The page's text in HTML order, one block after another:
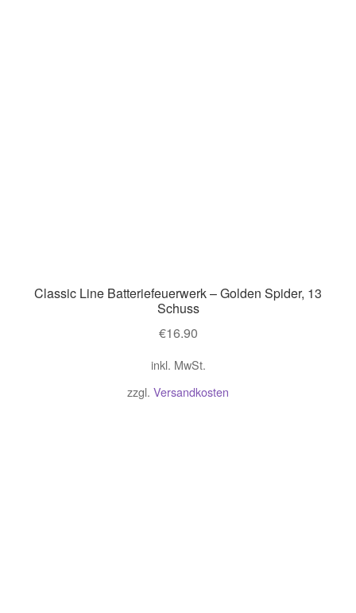
Classic Line Batteriefeuerwerk – Golden Spider, 13
Schuss
€16.90
inkl. MwSt.
zzgl. Versandkosten